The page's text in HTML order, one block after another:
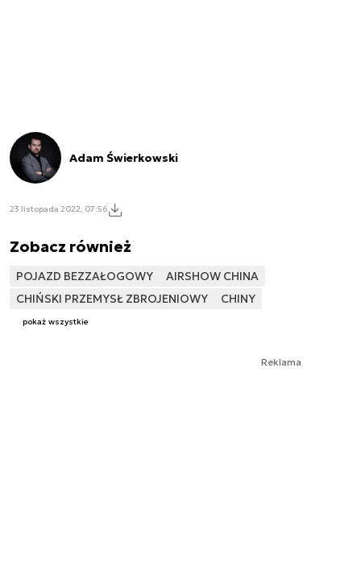
Adam Świerkowski
23 listopada 2022, 07:56
Zobacz również
POJAZD BEZZAŁOGOWY
AIRSHOW CHINA
CHIŃSKI PRZEMYSŁ ZBROJENIOWY
CHINY
pokaż wszystkie
Reklama